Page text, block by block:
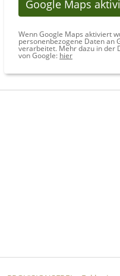
Google Maps
Wenn Google Maps aktiviert
personenbezogene Daten an
verarbeitet. Mehr dazu in der
von Google: hier